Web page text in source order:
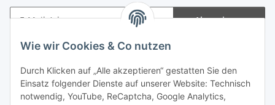
Wie wir Cookies & Co nutzen
Durch Klicken auf „Alle akzeptieren“ gestatten Sie den
Einsatz folgender Dienste auf unserer Website: Technisch
notwendig, YouTube, ReCaptcha, Google Analytics,
Abonnieren
Newsletter Abonnieren
Informationen
Gesetzliche Informationen